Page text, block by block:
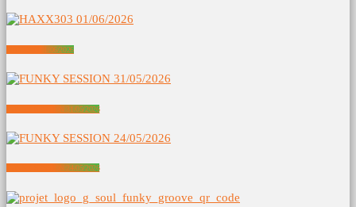
HAXX303 01/06/2026
FUNKY SESSION 31/05/2026
FUNKY SESSION 24/05/2026